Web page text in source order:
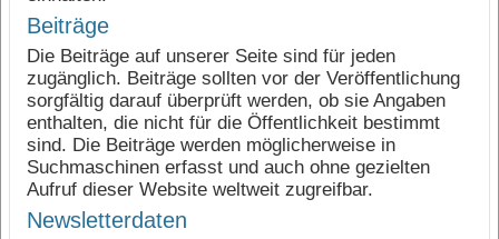
Beiträge
Die Beiträge auf unserer Seite sind für jeden
zugänglich. Beiträge sollten vor der Veröffentlichung
sorgfältig darauf überprüft werden, ob sie Angaben
enthalten, die nicht für die Öffentlichkeit bestimmt
sind. Die Beiträge werden möglicherweise in
Suchmaschinen erfasst und auch ohne gezielten
Aufruf dieser Website weltweit zugreifbar.
Newsletterdaten